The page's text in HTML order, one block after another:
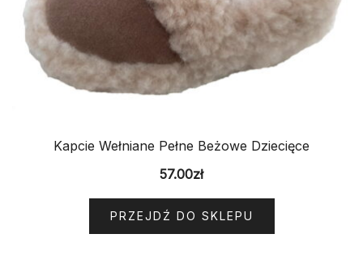
Kapcie Wełniane Pełne Beżowe Dziecięce
57.00zł
PRZEJDŹ DO SKLEPU